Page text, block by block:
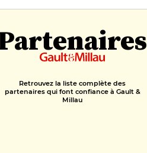
Retrouvez la liste complète des
partenaires qui font confiance à Gault &
Millau